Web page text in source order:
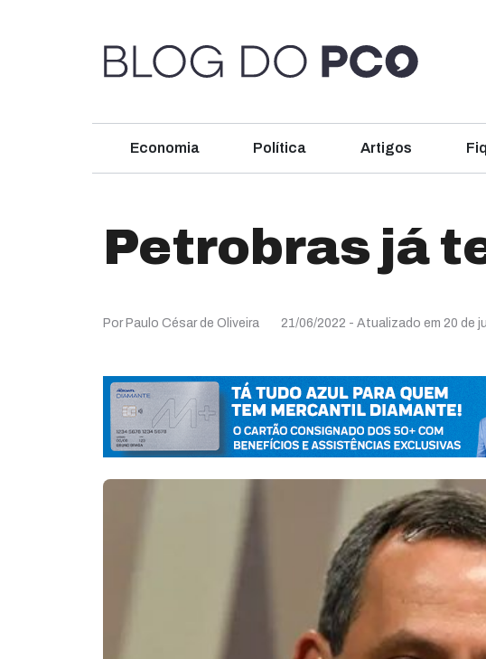
Economia Política Artigos
Petrobras já
Por Paulo César de Oliveira 21/06/2022 - Atualizado em 20 de